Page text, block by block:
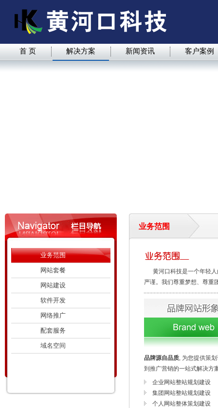
首 页 解决方案 新闻资讯 客户案例
业务范围
网站套餐
网站建设
软件开发
网络推广
配套服务
域名空间
业务范围
黄河口科技是一个年轻人
严谨。我们尊重梦想、尊重
品牌源自品质, 为您提供策
到推广营销的一站式解决方
企业网站整站规划建设
集团网站整站规划建设
个人网站整体策划建设